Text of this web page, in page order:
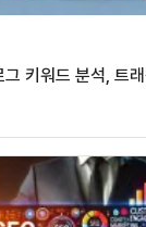
그 키워드 분석, 트